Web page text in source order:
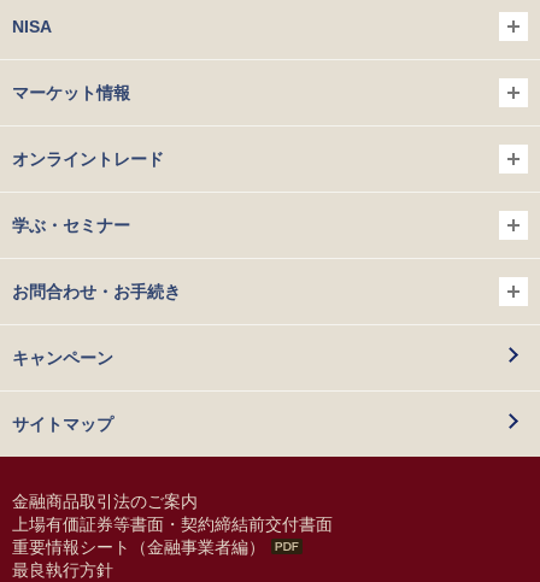
NISA
マーケット情報
オンライントレード
学ぶ・セミナー
お問合わせ・お手続き
キャンペーン
サイトマップ
金融商品取引法のご案内
上場有価証券等書面・契約締結前交付書面
重要情報シート（金融事業者編）
最良執行方針